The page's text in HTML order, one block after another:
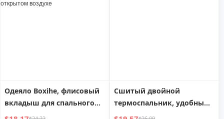
Oдеяло Boxihe, флисовый
вкладыш для спального
мешка круглогодичного
Сшитый двойной
термоспальник, удобный
для переноски на